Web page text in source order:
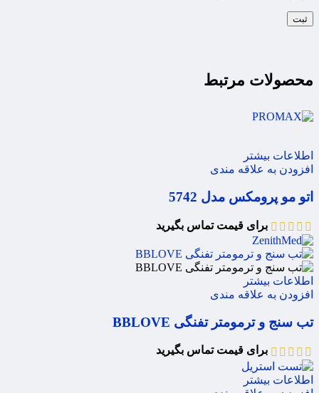
محصولات مرتبط
اطلاعات بیشتر
افزودن به علاقه مندی
اتو مو پرومکس مدل 5742
برای قیمت تماس بگیرید
اطلاعات بیشتر
افزودن به علاقه مندی
تب سنج و ترمومتر تفنگی BBLOVE
برای قیمت تماس بگیرید
اطلاعات بیشتر